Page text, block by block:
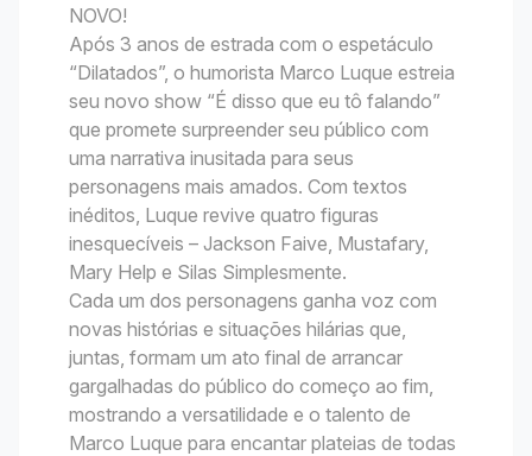
NOVO!
Após 3 anos de estrada com o espetáculo
“Dilatados”, o humorista Marco Luque estreia
seu novo show “É disso que eu tô falando”
que promete surpreender seu público com
uma narrativa inusitada para seus
personagens mais amados. Com textos
inéditos, Luque revive quatro figuras
inesquecíveis – Jackson Faive, Mustafary,
Mary Help e Silas Simplesmente.
Cada um dos personagens ganha voz com
novas histórias e situações hilárias que,
juntas, formam um ato final de arrancar
gargalhadas do público do começo ao fim,
mostrando a versatilidade e o talento de
Marco Luque para encantar plateias de todas